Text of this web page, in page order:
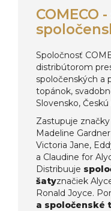
COMECO
Spoločnosť
distribútorom
spoločenských a
topánok,
Slovensko,
Zastupuje značky
Madeline
Victoria Jane,
a Claudine for
Distribuuje
šatyznačiek
Ronald Joyce.
a spoločenské